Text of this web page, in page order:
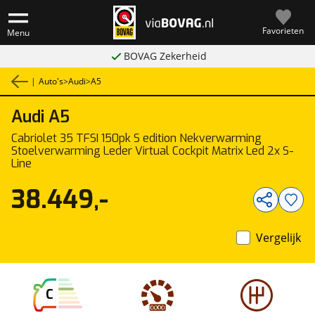
Menu Favorieten
BOVAG Zekerheid
| Auto's>Audi>A5
Audi A5
Cabriolet 35 TFSI 150pk S edition Nekverwarming
Stoelverwarming Leder Virtual Cockpit Matrix Led 2x S-
Line
C
38.449,-
Vergelijk